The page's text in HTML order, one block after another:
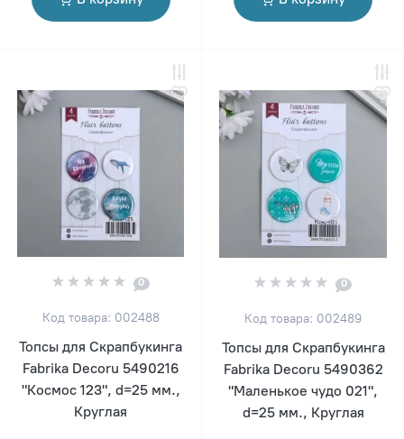
0
Код товара: 002488
Топсы для Скрапбукинга
Fabrika Decoru 5490216
"Космос 123", d=25 мм.,
Круглая
0
Код товара: 002489
Топсы для Скрапбукинга
Fabrika Decoru 5490362
"Маленькое чудо 021",
d=25 мм., Круглая